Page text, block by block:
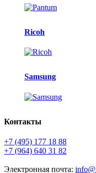
Ricoh
Samsung
Контакты
+7 (495) 177 18 88
+7 (964) 640 31 82
Электронная почта: